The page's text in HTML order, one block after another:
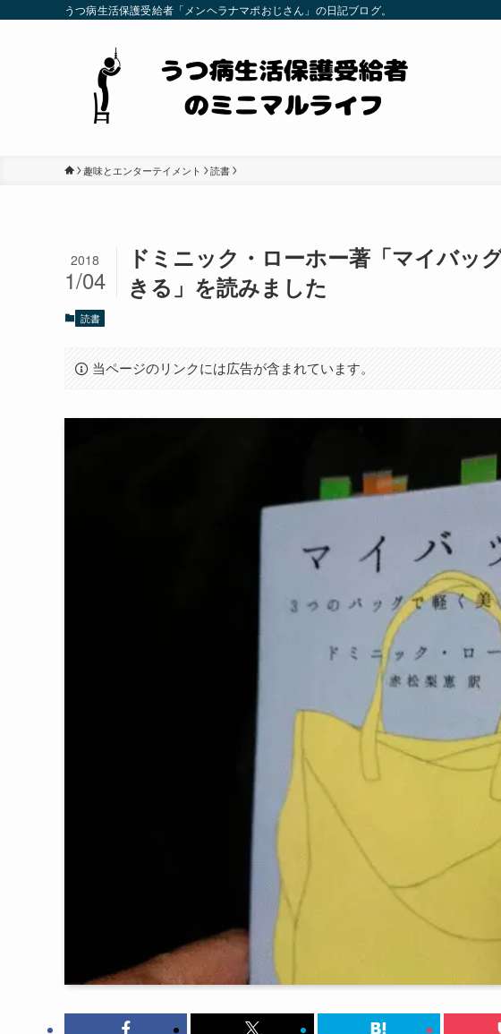
うつ病生活保護受給者「メンヘラナマポおじさん」の日記ブログ。
趣味とエンターテイメント 読書
ドミニック・ローホー著「マイバ
きる」を読みました
2018
1/04
読書
当ページのリンクには広告が含まれています。